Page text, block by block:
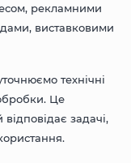
рекламними
виставковими
технічні
Це
задачі,